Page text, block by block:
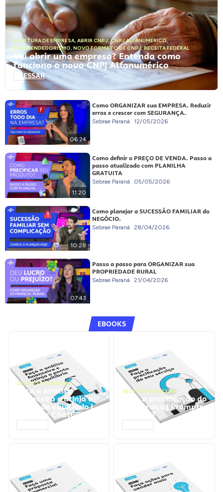
ABERTURA DE EMPRESA, ABRIR CNPJ,CNPJ ALFANUMÉRICO,
EMPREENDEDORISMO, NOVO FORMATO DE CNPJ,RECEITA FEDERAL
Vai abrir uma empresa? Entenda como
funciona o novo CNPJ Alfanumérico
ACESSAR
06:24
Como ORGANIZAR sua EMPRESA. Reduzir
erros e crescer com SEGURANÇA.
Sebrae Paraná 12/05/2026
11:20
Como definir o PREÇO DE VENDA. Passo a
passo atualizado com PLANILHA
GRATUITA
Sebrae Paraná 05/05/2026
10:28
Como planejar a SUCESSÃO FAMILIAR do
NEGÓCIO.
Sebrae Paraná 28/04/2026
07:43
Passo a passo para ORGANIZAR sua
PROPRIEDADE RURAL
Sebrae Paraná 21/04/2026
EBOOKS
GESTÃO FINANCEIRA
Faça a análise
financeira e atinja o
ponto de equilíbrio |
Prompts ChatGPT
GESTÃO FINANCEIRA
Faça a precificação do
seu serviço | Prompts
ChatGPT